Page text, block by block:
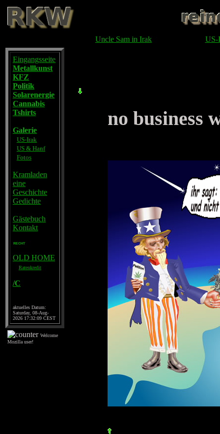
Uncle Sam in Irak US-
Eingangsseite
Metallkunst
KFZ
Politik
Solarenergie
Cannabis
Tshirts
Galerie
US-Irak
US & Hanf
Fotos
Kramladen
eine
Geschichte
Gedichte
Gästebuch
Kontakt
RECHT
OLD HOME
Ratenkredit
/C
aktuelles Datum:
Saturday, 08-Aug-
2026 17:32:09 CEST
Welcome
Mozilla user!
no business